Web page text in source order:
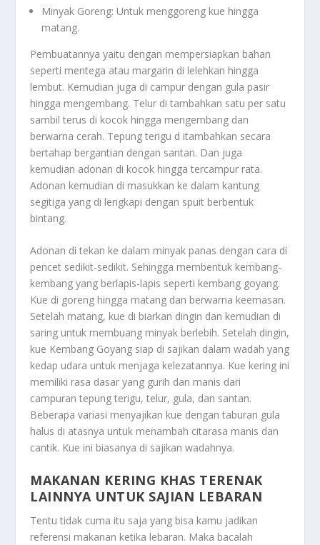
Minyak Goreng: Untuk menggoreng kue hingga
matang.
Pembuatannya yaitu dengan mempersiapkan bahan
seperti mentega atau margarin di lelehkan hingga
lembut. Kemudian juga di campur dengan gula pasir
hingga mengembang. Telur di tambahkan satu per satu
sambil terus di kocok hingga mengembang dan
berwarna cerah. Tepung terigu d itambahkan secara
bertahap bergantian dengan santan. Dan juga
kemudian adonan di kocok hingga tercampur rata.
Adonan kemudian di masukkan ke dalam kantung
segitiga yang di lengkapi dengan spuit berbentuk
bintang.
Adonan di tekan ke dalam minyak panas dengan cara di
pencet sedikit-sedikit. Sehingga membentuk kembang-
kembang yang berlapis-lapis seperti kembang goyang.
Kue di goreng hingga matang dan berwarna keemasan.
Setelah matang, kue di biarkan dingin dan kemudian di
saring untuk membuang minyak berlebih. Setelah dingin,
kue Kembang Goyang siap di sajikan dalam wadah yang
kedap udara untuk menjaga kelezatannya. Kue kering ini
memiliki rasa dasar yang gurih dan manis dari
campuran tepung terigu, telur, gula, dan santan.
Beberapa variasi menyajikan kue dengan taburan gula
halus di atasnya untuk menambah citarasa manis dan
cantik. Kue ini biasanya di sajikan wadahnya.
MAKANAN KERING KHAS TERENAK
LAINNYA UNTUK SAJIAN LEBARAN
Tentu tidak cuma itu saja yang bisa kamu jadikan
referensi makanan ketika lebaran. Maka bacalah